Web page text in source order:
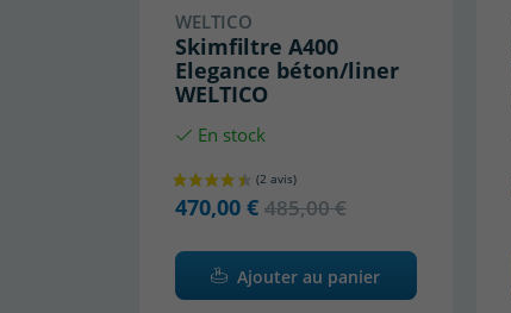
WELTICO
Skimfiltre A400
Elegance béton/liner
WELTICO
En stock
470,00 € 485,00 €
Ajouter au panier